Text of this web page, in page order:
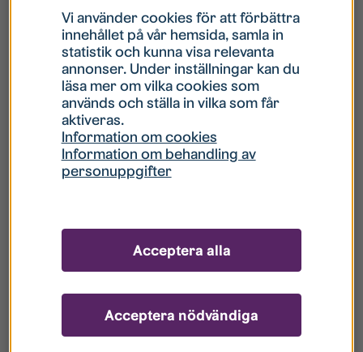
Vi använder cookies för att förbättra
innehållet på vår hemsida, samla in
statistik och kunna visa relevanta
annonser. Under inställningar kan du
läsa mer om vilka cookies som
används och ställa in vilka som får
aktiveras.
Information om cookies
Information om behandling av
personuppgifter
Acceptera nödvändiga
Acceptera alla